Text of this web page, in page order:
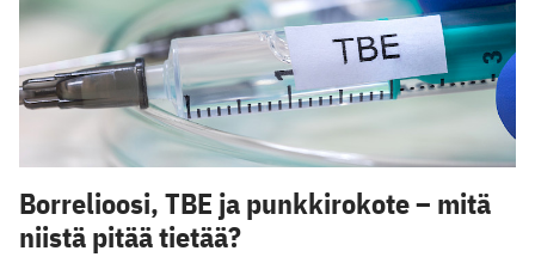
Borrelioosi, TBE ja punkkirokote – mitä
niistä pitää tietää?